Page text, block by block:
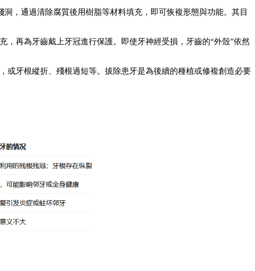
，通過清除腐質後用樹脂等材料填充，即可恢複形態與功能。其目
再為牙齒戴上牙冠進行保護。即使牙神經受損，牙齒的“外殼”依然
牙根縱折、殘根過短等。拔除患牙是為後續的種植或修複創造必要